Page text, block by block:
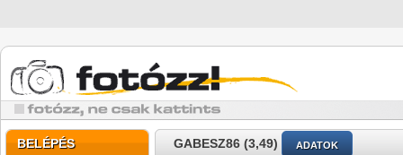
BELÉPÉS GABESZ86 (3,49) ADATOK